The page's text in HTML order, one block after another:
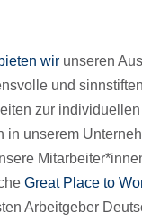
wir unse­ren
und
zur
in unse­rem
Great Place to
Arbeit­ge­ber